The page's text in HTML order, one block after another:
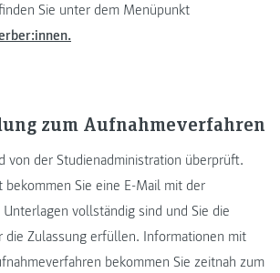
Sie unter dem Menüpunkt
zum Aufnahmeverfahren
von der Studienadministration überprüft.
bekommen Sie eine E-Mail mit der
vollständig sind und Sie die
die Zulassung erfüllen. Informationen mit
bekommen Sie zeitnah zum